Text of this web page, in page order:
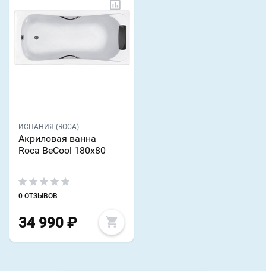
ИСПАНИЯ (ROCA)
Акриловая ванна
Roca BeCool 180x80
0 ОТЗЫВОВ
34 990 ₽